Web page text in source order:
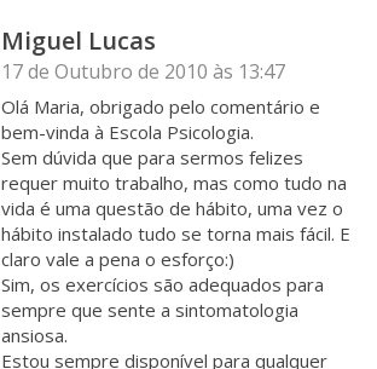
Miguel Lucas
17 de Outubro de 2010 às 13:47
Olá Maria, obrigado pelo comentário e
bem-vinda à Escola Psicologia.
Sem dúvida que para sermos felizes
requer muito trabalho, mas como tudo na
vida é uma questão de hábito, uma vez o
hábito instalado tudo se torna mais fácil. E
claro vale a pena o esforço:)
Sim, os exercícios são adequados para
sempre que sente a sintomatologia
ansiosa.
Estou sempre disponível para qualquer